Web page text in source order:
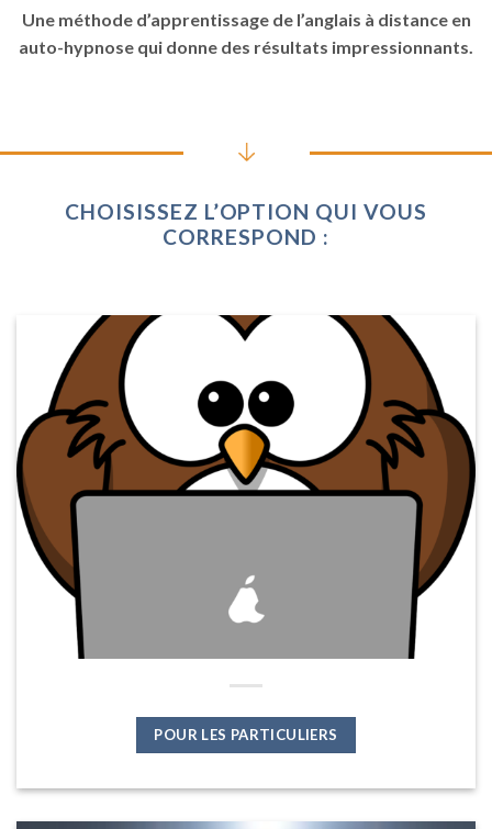
Une méthode d’apprentissage de l’anglais à distance en
auto-hypnose qui donne des résultats impressionnants.
CHOISISSEZ L’OPTION QUI VOUS
CORRESPOND :
POUR LES PARTICULIERS